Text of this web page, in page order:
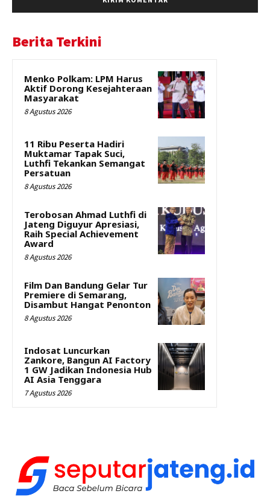
Berita Terkini
Menko Polkam: LPM Harus
Aktif Dorong Kesejahteraan
Masyarakat
8 Agustus 2026
11 Ribu Peserta Hadiri
Muktamar Tapak Suci,
Luthfi Tekankan Semangat
Persatuan
8 Agustus 2026
Terobosan Ahmad Luthfi di
Jateng Diguyur Apresiasi,
Raih Special Achievement
Award
8 Agustus 2026
Film Dan Bandung Gelar Tur
Premiere di Semarang,
Disambut Hangat Penonton
8 Agustus 2026
Indosat Luncurkan
Zankore, Bangun AI Factory
1 GW Jadikan Indonesia Hub
AI Asia Tenggara
7 Agustus 2026